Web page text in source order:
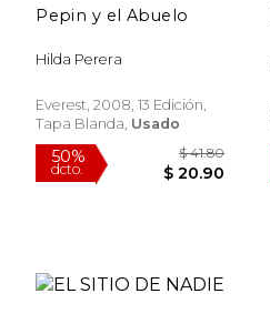
Pepin y el Abuelo
Hilda Perera
Everest, 2008, 13 Edición,
Tapa Blanda, Usado